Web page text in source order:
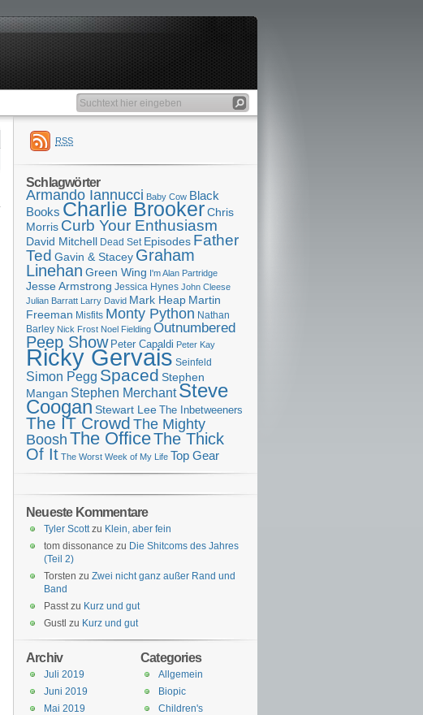
RSS
Schlagwörter
Armando Iannucci Baby Cow Black
Books Charlie BrookerChris
Morris Curb Your Enthusiasm
David Mitchell Dead Set Episodes Father
Ted Gavin & Stacey Graham
Linehan Green Wing I'm Alan Partridge
Jesse Armstrong Jessica Hynes John Cleese
Julian Barratt Larry David Mark Heap Martin
Freeman Misfits Monty Python Nathan
Barley Nick Frost Noel Fielding Outnumbered
Peep Show Peter Capaldi Peter Kay
Ricky Gervais Seinfeld
Simon Pegg Spaced Stephen
Mangan Stephen Merchant Steve
CooganStewart Lee The Inbetweeners
The IT Crowd The Mighty
Boosh The OfficeThe Thick
Of It The Worst Week of My Life Top Gear
Neueste Kommentare
Tyler Scottzu Klein, aber fein
tom dissonance zu Die Shitcoms des Jahres
(Teil 2)
Torsten zu Zwei nicht ganz außer Rand und
Band
Passtzu Kurz und gut
Gustl zu Kurz und gut
Categories
Allgemein
Biopic
Children's
Archiv
Juli 2019
Juni 2019
Mai 2019